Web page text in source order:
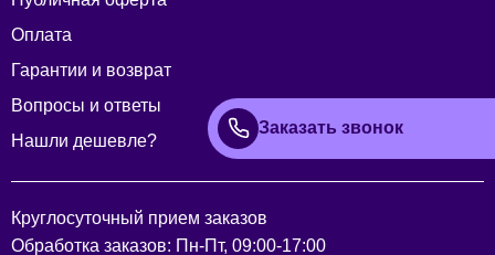
Оплата
Гарантии и возврат
Вопросы и ответы
Нашли дешевле?
Заказать звонок
Круглосуточный прием заказов
Обработка заказов: Пн-Пт, 09:00-17:00